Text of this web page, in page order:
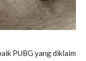
PUBG yang diklaim